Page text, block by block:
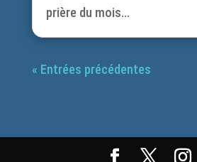
prière du mois...
« Entrées précédentes